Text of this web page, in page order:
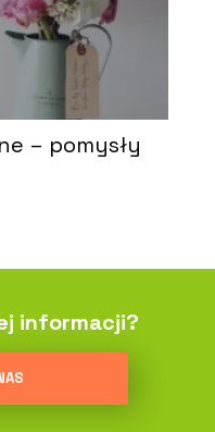
– pomysły
informacji?